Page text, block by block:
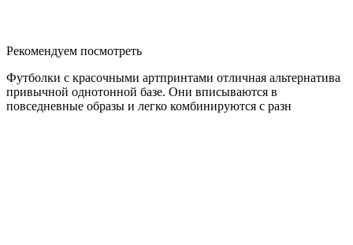
Рекомендуем посмотреть
Футболки с красочными артпринтами отличная альтернатива
привычной однотонной базе. Они вписываются в
повседневные образы и легко комбинируются с разн